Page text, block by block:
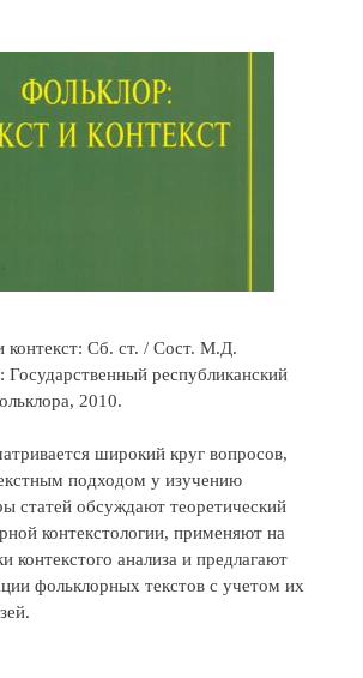
контекст: Сб. ст. / Сост. М.Д.
Государственный республиканский
2010.
широкий круг вопросов,
подходом у изучению
статей обсуждают теоретический
контекстологии, применяют на
контекстого анализа и предлагают
фольклорных текстов с учетом их